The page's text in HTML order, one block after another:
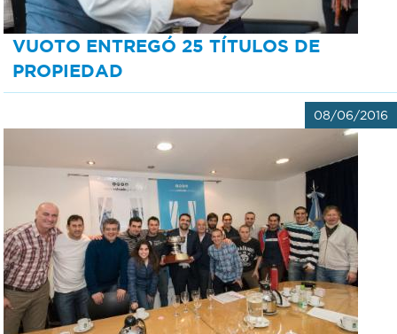
VUOTO ENTREGÓ 25 TÍTULOS DE
PROPIEDAD
08/06/2016